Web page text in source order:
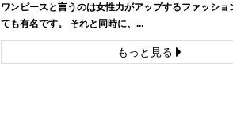
ワンピースと言うのは女性力がアップするファッショ
ても有名です。 それと同時に、...
もっと見る